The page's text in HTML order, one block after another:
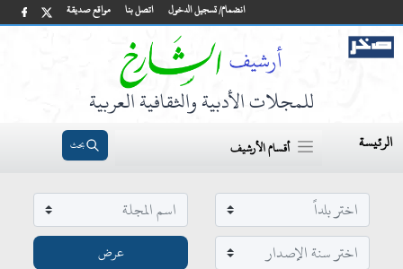
مواقع صديقة اتصل بنا انضمام/ تسجيل الدخول
للمجلات الأدبية والثقافية العربية
الرئيسة أقسام الأرشيف بحث